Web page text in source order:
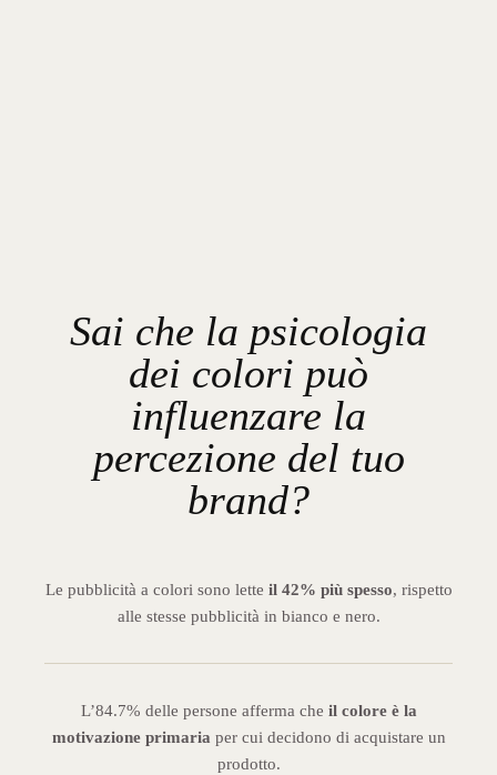
Sai che la psicologia
dei colori può
influenzare la
percezione del tuo
brand?
Le pubblicità a colori sono lette il 42% più spesso, rispetto
alle stesse pubblicità in bianco e nero.
L’84.7% delle persone afferma che il colore è la
motivazione primaria per cui decidono di acquistare un
prodotto.